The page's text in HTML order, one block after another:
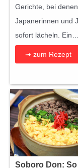
Gerichte, bei
Japanerinnen und
sofort lächeln. Ein…
➟ zum Rezept
Soboro Don: